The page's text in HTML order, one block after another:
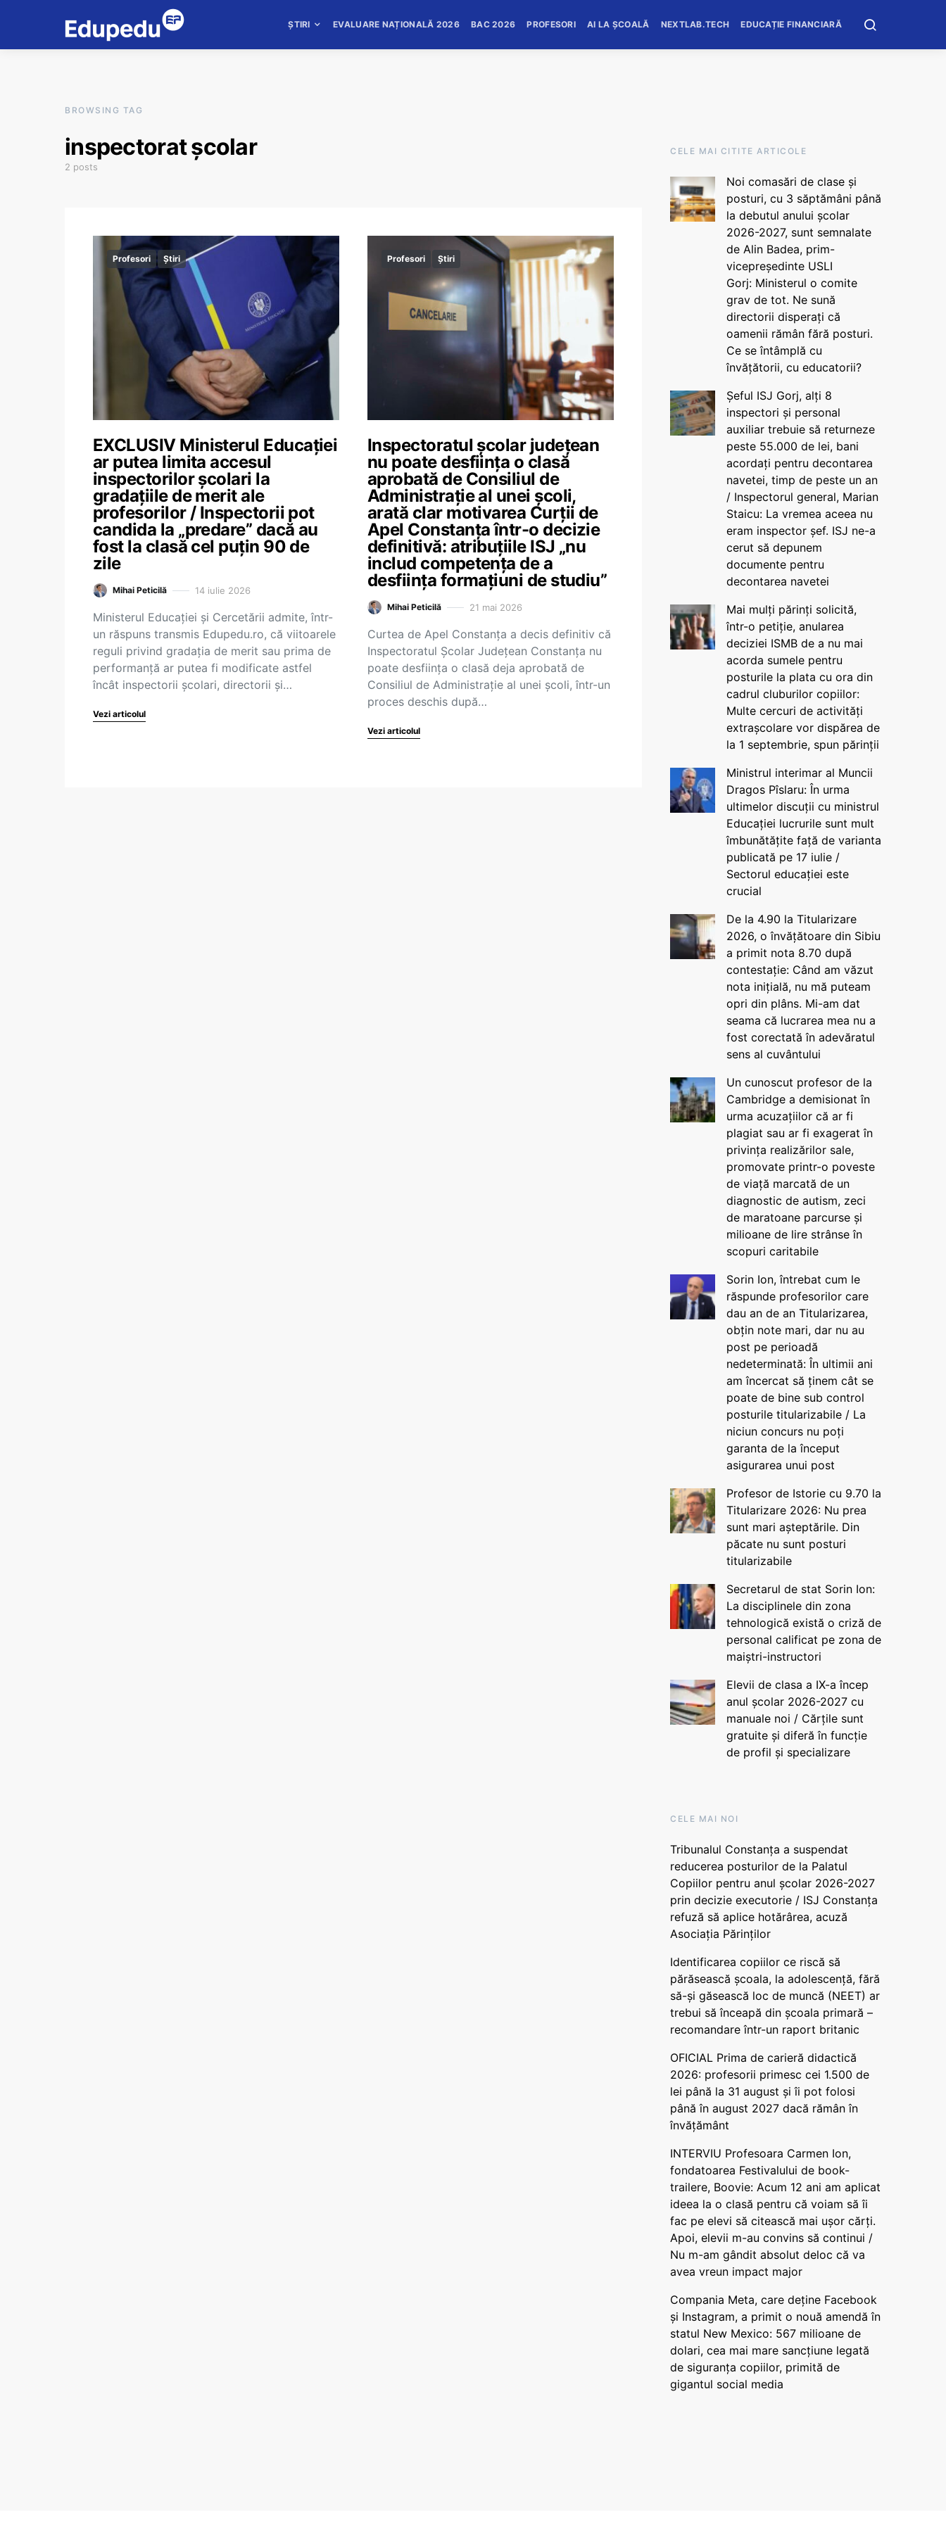
ȘTIRI EVALUARE NAȚIONALĂ 2026 BAC 2026 PROFESORI AI LA ȘCOALĂ NEXTLAB.TECH EDUCAȚIE FINANCIARĂ
BROWSING TAG
inspectorat școlar
2 posts
Profesori Știri
EXCLUSIV Ministerul Educației
ar putea limita accesul
inspectorilor școlari la
gradațiile de merit ale
profesorilor / Inspectorii pot
candida la „predare” dacă au
fost la clasă cel puțin 90 de
zile
Mihai Peticilă 14 iulie 2026
Ministerul Educației și Cercetării admite, într-
un răspuns transmis Edupedu.ro, că viitoarele
reguli privind gradația de merit sau prima de
performanță ar putea fi modificate astfel
încât inspectorii școlari, directorii și…
Vezi articolul
Profesori Știri
Inspectoratul școlar județean
nu poate desființa o clasă
aprobată de Consiliul de
Administrație al unei școli,
arată clar motivarea Curții de
Apel Constanța într-o decizie
definitivă: atribuțiile ISJ „nu
includ competența de a
desființa formațiuni de studiu”
Mihai Peticilă 21 mai 2026
Curtea de Apel Constanța a decis definitiv că
Inspectoratul Școlar Județean Constanța nu
poate desființa o clasă deja aprobată de
Consiliul de Administrație al unei școli, într-un
proces deschis după…
Vezi articolul
CELE MAI CITITE ARTICOLE
Noi comasări de clase și
posturi, cu 3 săptămâni până
la debutul anului școlar
2026-2027, sunt semnalate
de Alin Badea, prim-
vicepreședinte USLI
Gorj: Ministerul o comite
grav de tot. Ne sună
directorii disperați că
oamenii rămân fără posturi.
Ce se întâmplă cu
învățătorii, cu educatorii?
Șeful ISJ Gorj, alți 8
inspectori și personal
auxiliar trebuie să returneze
peste 55.000 de lei, bani
acordați pentru decontarea
navetei, timp de peste un an
/ Inspectorul general, Marian
Staicu: La vremea aceea nu
eram inspector șef. ISJ ne-a
cerut să depunem
documente pentru
decontarea navetei
Mai mulți părinți solicită,
într-o petiție, anularea
deciziei ISMB de a nu mai
acorda sumele pentru
posturile la plata cu ora din
cadrul cluburilor copiilor:
Multe cercuri de activități
extrașcolare vor dispărea de
la 1 septembrie, spun părinții
Ministrul interimar al Muncii
Dragos Pîslaru: În urma
ultimelor discuții cu ministrul
Educației lucrurile sunt mult
îmbunătățite față de varianta
publicată pe 17 iulie /
Sectorul educației este
crucial
De la 4.90 la Titularizare
2026, o învățătoare din Sibiu
a primit nota 8.70 după
contestație: Când am văzut
nota inițială, nu mă puteam
opri din plâns. Mi-am dat
seama că lucrarea mea nu a
fost corectată în adevăratul
sens al cuvântului
Un cunoscut profesor de la
Cambridge a demisionat în
urma acuzațiilor că ar fi
plagiat sau ar fi exagerat în
privința realizărilor sale,
promovate printr-o poveste
de viață marcată de un
diagnostic de autism, zeci
de maratoane parcurse și
milioane de lire strânse în
scopuri caritabile
Sorin Ion, întrebat cum le
răspunde profesorilor care
dau an de an Titularizarea,
obțin note mari, dar nu au
post pe perioadă
nedeterminată: În ultimii ani
am încercat să ținem cât se
poate de bine sub control
posturile titularizabile / La
niciun concurs nu poți
garanta de la început
asigurarea unui post
Profesor de Istorie cu 9.70 la
Titularizare 2026: Nu prea
sunt mari așteptările. Din
păcate nu sunt posturi
titularizabile
Secretarul de stat Sorin Ion:
La disciplinele din zona
tehnologică există o criză de
personal calificat pe zona de
maiștri-instructori
Elevii de clasa a IX-a încep
anul școlar 2026-2027 cu
manuale noi / Cărțile sunt
gratuite și diferă în funcție
de profil și specializare
CELE MAI NOI
Tribunalul Constanța a suspendat
reducerea posturilor de la Palatul
Copiilor pentru anul școlar 2026-2027
prin decizie executorie / ISJ Constanța
refuză să aplice hotărârea, acuză
Asociația Părinților
Identificarea copiilor ce riscă să
părăsească școala, la adolescență, fără
să-și găsească loc de muncă (NEET) ar
trebui să înceapă din școala primară –
recomandare într-un raport britanic
OFICIAL Prima de carieră didactică
2026: profesorii primesc cei 1.500 de
lei până la 31 august și îi pot folosi
până în august 2027 dacă rămân în
învățământ
INTERVIU Profesoara Carmen Ion,
fondatoarea Festivalului de book-
trailere, Boovie: Acum 12 ani am aplicat
ideea la o clasă pentru că voiam să îi
fac pe elevi să citească mai ușor cărți.
Apoi, elevii m-au convins să continui /
Nu m-am gândit absolut deloc că va
avea vreun impact major
Compania Meta, care deține Facebook
și Instagram, a primit o nouă amendă în
statul New Mexico: 567 milioane de
dolari, cea mai mare sancțiune legată
de siguranța copiilor, primită de
gigantul social media